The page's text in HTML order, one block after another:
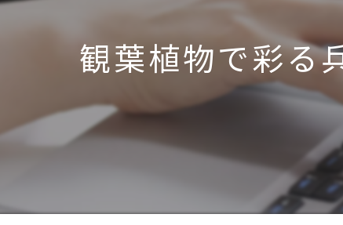
観葉植物で彩る